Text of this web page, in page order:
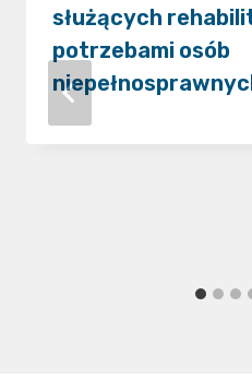
służących
potrzebami osób